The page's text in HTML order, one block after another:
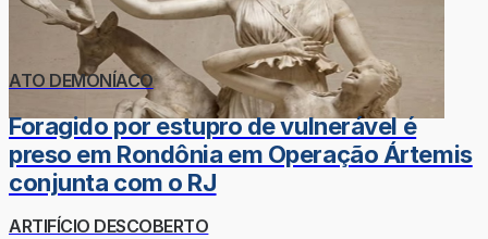
ATO DEMONÍACO
Foragido por estupro de vulnerável é
preso em Rondônia em Operação Ártemis
conjunta com o RJ
ARTIFÍCIO DESCOBERTO